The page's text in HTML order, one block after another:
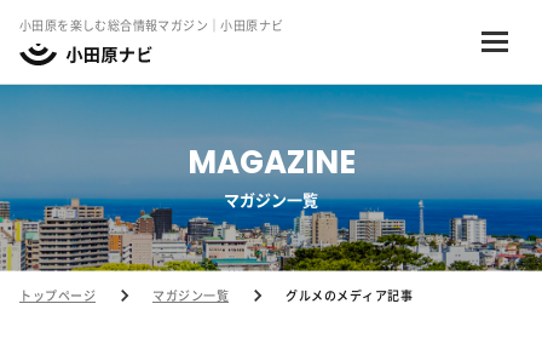
小田原を楽しむ総合情報マガジン｜小田原ナビ
MAGAZINE
マガジン一覧
トップページ マガジン一覧 グルメのメディア記事